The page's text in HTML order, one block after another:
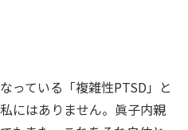
っている「複雑性PTSD」と
にはありません。眞子内親